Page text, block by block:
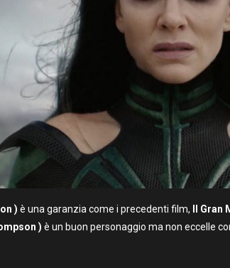
) è una garanzia come i precedenti film, Il
) è un buon personaggio ma non eccelle